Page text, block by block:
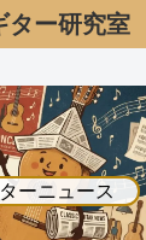
ター研究室
ーニュース